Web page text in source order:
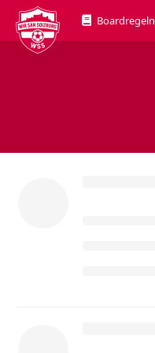
Boardregeln